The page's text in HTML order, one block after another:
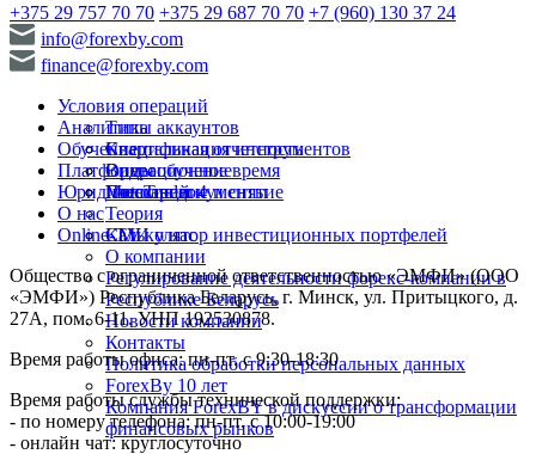
+375 29 757 70 70 +375 29 687 70 70 +7 (960) 130 37 24
info@forexby.com
finance@forexby.com
Условия операций
Типы аккаунтов
Спецификация инструментов
Операционное время
Пополнение и снятие
Аналитика
Квартальная отчетность
Обучение
Видеообучение
Глоссарий
Теория
Калькулятор инвестиционных портфелей
Платформы
MetaTrader 4
Юридические документы
О нас
СМИ о нас
О компании
Регулирование деятельности форекс-компании в
Республике Беларусь
Новости компании
Контакты
Политика обработки персональных данных
ForexBy 10 лет
Компания ForexBY в дискуссии о трансформации
финансовых рынков
Online-TV
Общество с ограниченной ответственностью «ЭМФИ» (ООО
«ЭМФИ») Республика Беларусь, г. Минск, ул. Притыцкого, д.
27А, пом. 6-11. УНП 192530878.
Время работы офиса: пн-пт. с 9:30-18:30
Время работы службы технической поддержки:
- по номеру телефона: пн-пт. с 10:00-19:00
- онлайн чат: круглосуточно